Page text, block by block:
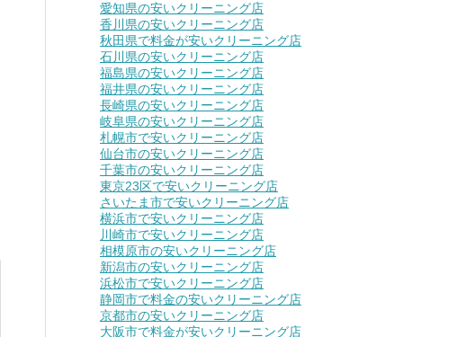
愛知県の安いクリーニング店
香川県の安いクリーニング店
秋田県で料金が安いクリーニング店
石川県の安いクリーニング店
福島県の安いクリーニング店
福井県の安いクリーニング店
長崎県の安いクリーニング店
岐阜県の安いクリーニング店
札幌市で安いクリーニング店
仙台市の安いクリーニング店
千葉市の安いクリーニング店
東京23区で安いクリーニング店
さいたま市で安いクリーニング店
横浜市で安いクリーニング店
川崎市で安いクリーニング店
相模原市の安いクリーニング店
新潟市の安いクリーニング店
浜松市で安いクリーニング店
静岡市で料金の安いクリーニング店
京都市の安いクリーニング店
大阪市で料金が安いクリーニング店